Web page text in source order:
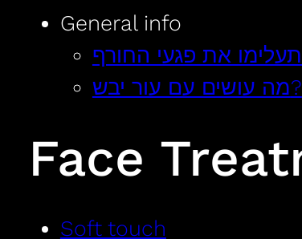
General info
את פגעי החורף
מה עושים עם עור יבש?
Face
Soft touch